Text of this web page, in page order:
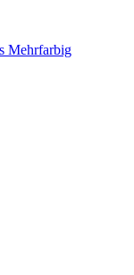
Mehrfarbig